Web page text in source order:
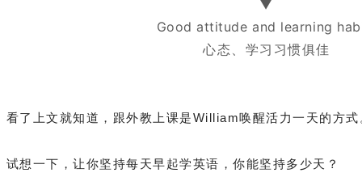
▼
Good attitude and learning
心态、学习习惯俱佳
看了上文就知道，跟外教上课是William唤醒活力一天的方式
试想一下，让你坚持每天早起学英语，你能坚持多少天？